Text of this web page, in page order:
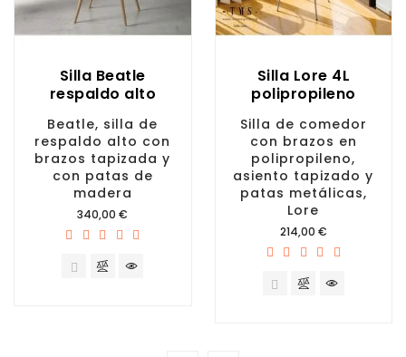
Silla Beatle
respaldo alto
Beatle, silla de
respaldo alto con
brazos tapizada y
con patas de
madera
Precio
340,00 €
Silla Lore 4L
polipropileno
Silla de comedor
con brazos en
polipropileno,
asiento tapizado y
patas metálicas,
Lore
Precio
214,00 €